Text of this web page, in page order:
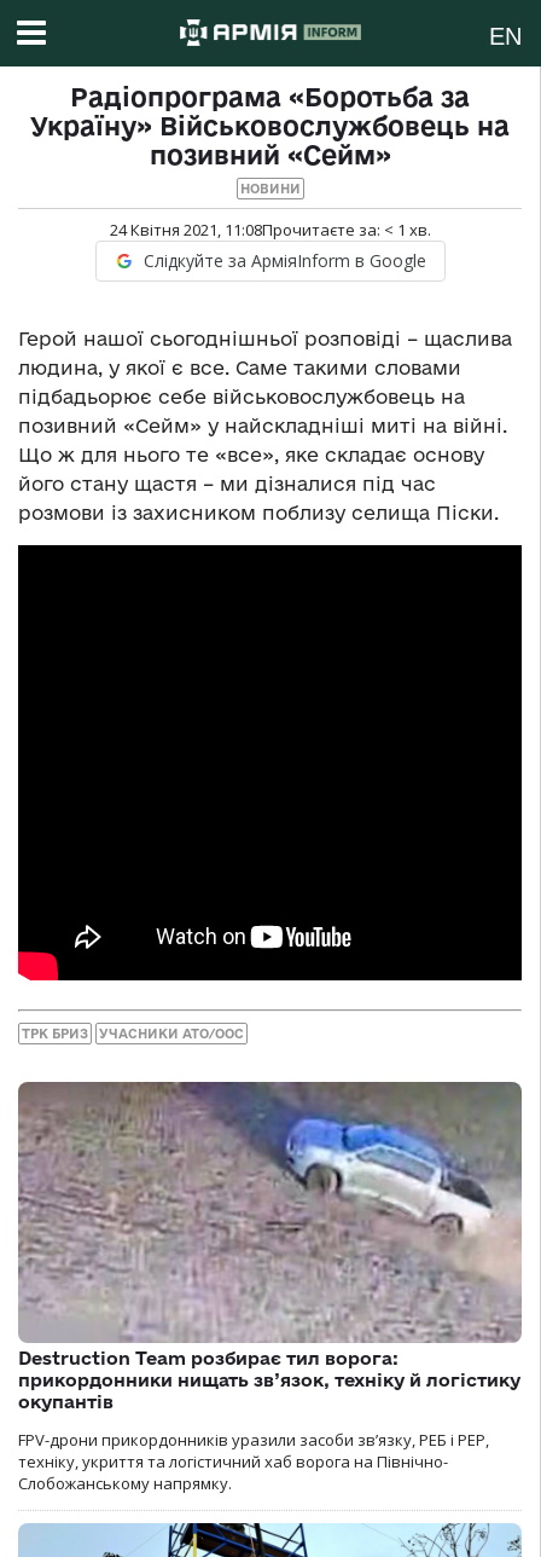
EN
Радіопрограма «Боротьба за
Україну» Військовослужбовець на
позивний «Сейм»
НОВИНИ
24 Квітня 2021, 11:08Прочитаєте за: < 1 хв.
Слідкуйте за АрміяInform в Google
Герой нашої сьогоднішньої розповіді – щаслива
людина, у якої є все. Саме такими словами
підбадьорює себе військовослужбовець на
позивний «Сейм» у найскладніші миті на війні.
Що ж для нього те «все», яке складає основу
його стану щастя – ми дізналися під час
розмови із захисником поблизу селища Піски.
ТРК БРИЗ УЧАСНИКИ АТО/ООС
Destruction Team розбирає тил ворога:
прикордонники нищать зв’язок, техніку й логістику
окупантів
FPV-дрони прикордонників уразили засоби зв’язку, РЕБ і РЕР,
техніку, укриття та логістичний хаб ворога на Північно-
Слобожанському напрямку.